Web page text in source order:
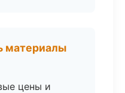
материалы
цены и